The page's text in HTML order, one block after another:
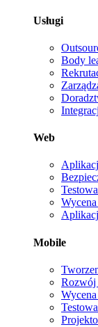
Usługi
Body
Web
Mobile
Rozwój